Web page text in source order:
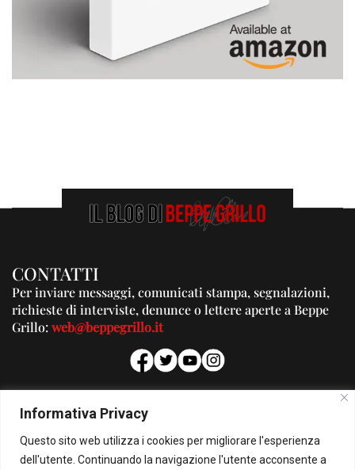
Informativa Privacy
Questo sito web utilizza i cookies per migliorare l'esperienza
dell'utente. Continuando la navigazione l'utente acconsente a
CONTATTI
Per inviare messaggi, comunicati stampa, segnalazioni,
richieste di interviste, denunce o lettere aperte a Beppe
Grillo:web@beppegrillo.it
PUBBLICITA'
Per la tua pubblicità su questo Blog:
pubblicita@beppegrillo.it